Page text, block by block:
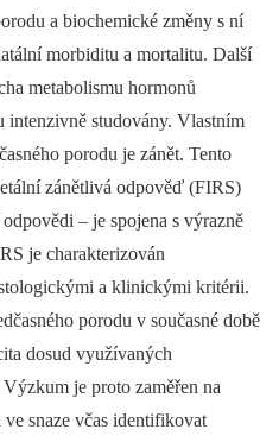
a biochemické změny s ní
morbiditu a mortalitu. Další
metabolismu hormonů
intenzivně studovány. Vlastním
porodu je zánět. Tento
zánětlivá odpověď (FIRS)
–⁠ je spojena s výrazně
je charakterizován
a klinickými kritérii.
porodu v současné době
dosud využívaných
je proto zaměřen na
snaze včas identifikovat